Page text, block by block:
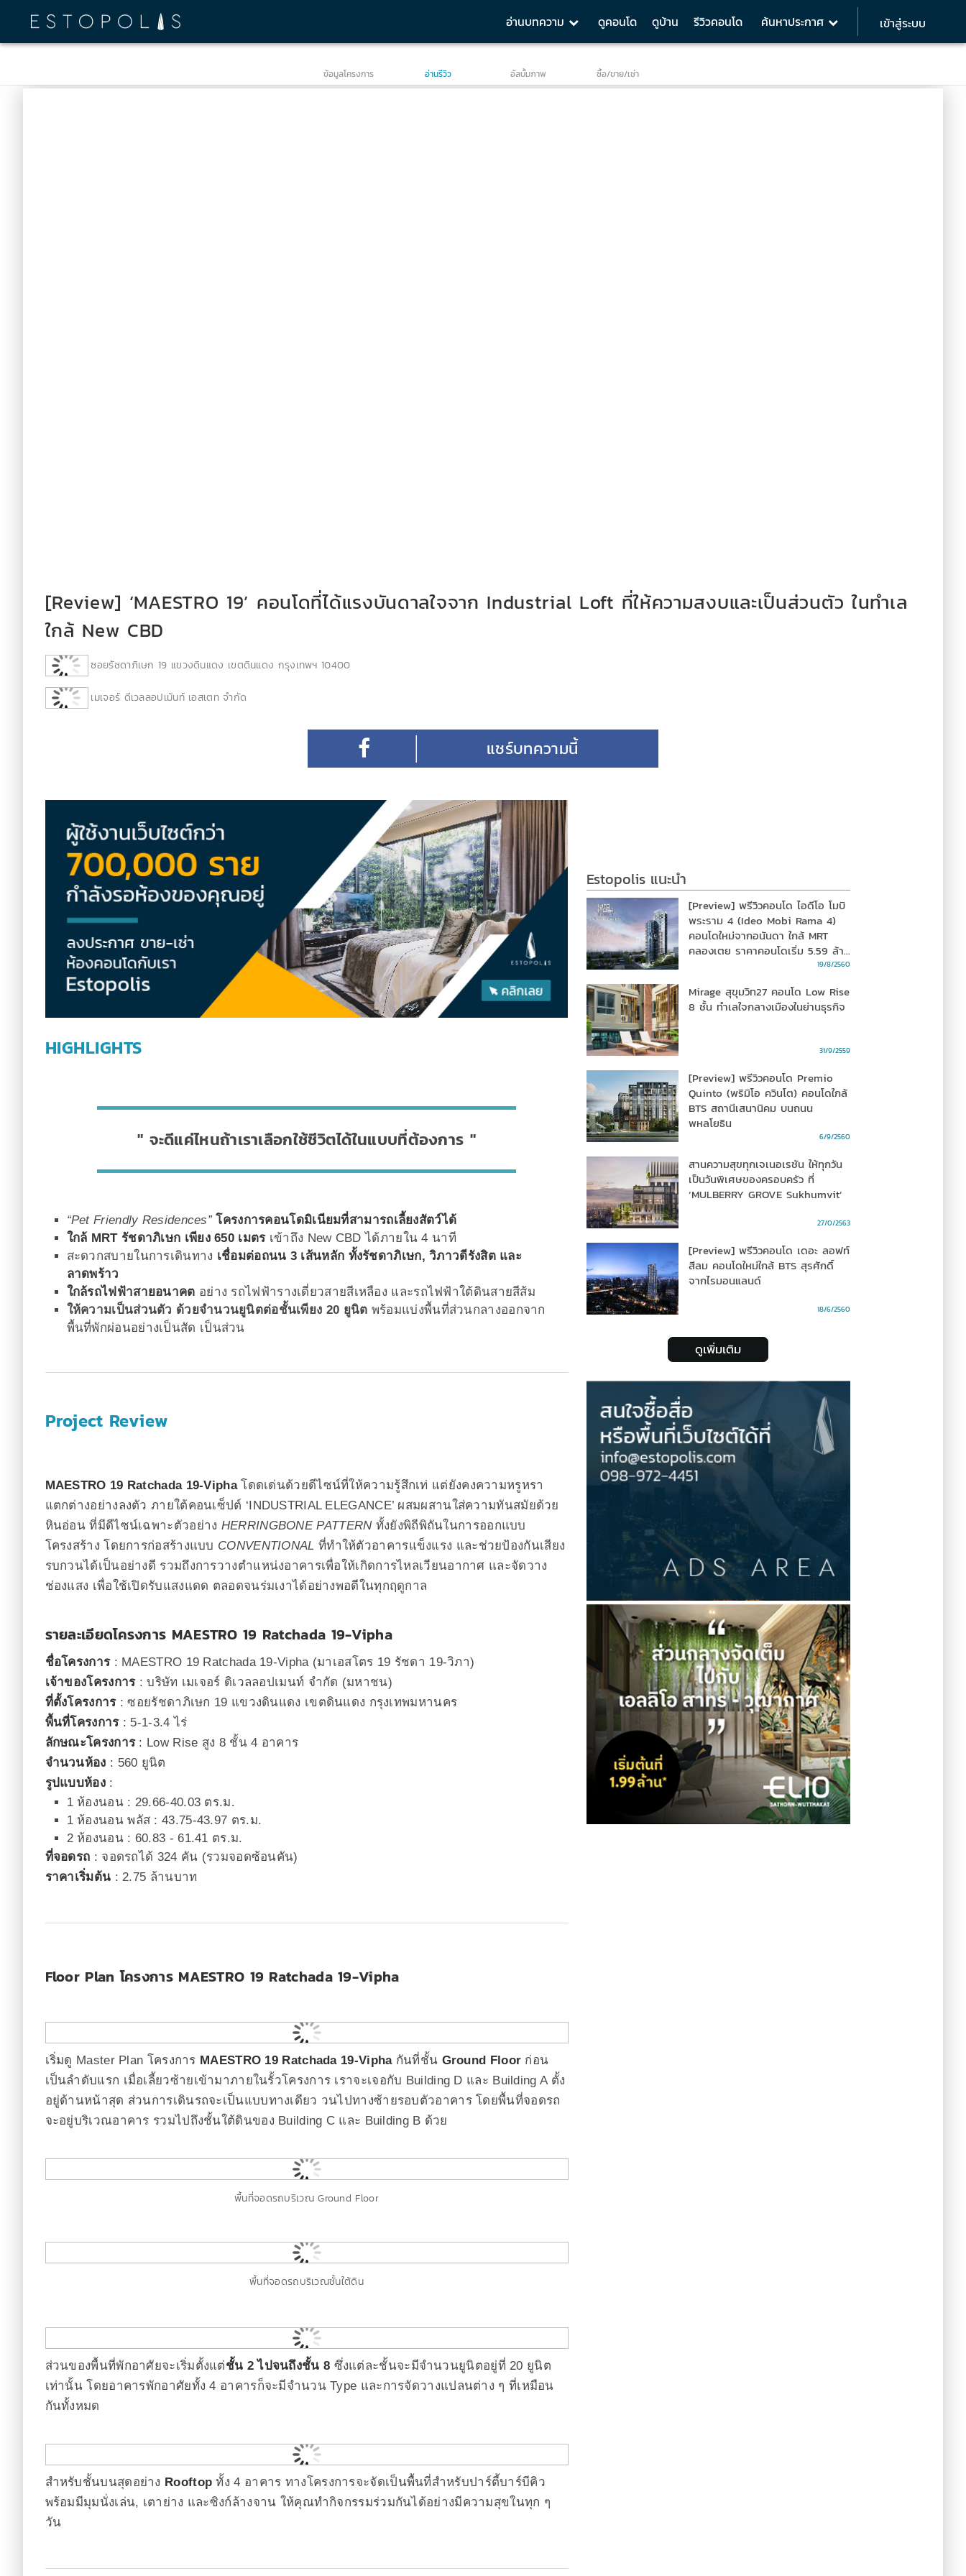
อ่านบทความ ดูคอนโด ดูบ้าน รีวิวคอนโด ค้นหาประกาศ เข้าสู่ระบบ
ข้อมูลโครงการ อ่านรีวิว อัลบั้มภาพ ซื้อ/ขาย/เช่า
[Review] ‘MAESTRO 19’ คอนโดที่ได้แรงบันดาลใจจาก Industrial Loft ที่ให้ความสงบและเป็นส่วนตัว ในทำเล
ใกล้ New CBD
ซอยรัชดาภิเษก 19 แขวงดินแดง เขตดินแดง กรุงเทพฯ 10400
เมเจอร์ ดีเวลลอปเม้นท์ เอสเตท จำกัด
HIGHLIGHTS
จะดีแค่ไหนถ้าเราเลือกใช้ชีวิตได้ในแบบที่ต้องการ
“Pet Friendly Residences” โครงการคอนโดมิเนียมที่สามารถเลี้ยงสัตว์ได้
ใกล้ MRT รัชดาภิเษก เพียง 650 เมตรเข้าถึง New CBD ได้ภายใน 4 นาที
สะดวกสบายในการเดินทาง เชื่อมต่อถนน 3 เส้นหลัก ทั้งรัชดาภิเษก, วิภาวดีรังสิต และ
ลาดพร้าว
ใกล้รถไฟฟ้าสายอนาคต อย่าง รถไฟฟ้ารางเดี่ยวสายสีเหลือง และรถไฟฟ้าใต้ดินสายสีส้ม
ให้ความเป็นส่วนตัว ด้วยจำนวนยูนิตต่อชั้นเพียง 20 ยูนิต พร้อมแบ่งพื้นที่ส่วนกลางออกจาก
พื้นที่พักผ่อนอย่างเป็นสัด เป็นส่วน
Project Review
MAESTRO 19 Ratchada 19-Viphaโดดเด่นด้วยดีไซน์ที่ให้ความรู้สึกเท่ แต่ยังคงความหรูหรา
แตกต่างอย่างลงตัว ภายใต้คอนเซ็ปต์ ‘INDUSTRIAL ELEGANCE’ ผสมผสานใส่ความทันสมัยด้วย
หินอ่อน ที่มีดีไซน์เฉพาะตัวอย่าง HERRINGBONE PATTERNทั้งยังพิถีพิถันในการออกแบบ
โครงสร้าง โดยการก่อสร้างแบบ CONVENTIONAL ที่ทําให้ตัวอาคารแข็งแรง และช่วยป้องกันเสียง
รบกวนได้เป็นอย่างดี รวมถึงการวางตําแหน่งอาคารเพื่อให้เกิดการไหลเวียนอากาศ และจัดวาง
ช่องแสง เพื่อใช้เปิดรับแสงแดด ตลอดจนร่มเงาได้อย่างพอดีในทุกฤดูกาล
รายละเอียดโครงการ MAESTRO 19 Ratchada 19-Vipha
ชื่อโครงการ: MAESTRO 19 Ratchada 19-Vipha (มาเอสโตร 19 รัชดา 19-วิภา)
เจ้าของโครงการ: บริษัท เมเจอร์ ดิเวลลอปเมนท์ จำกัด (มหาชน)
ที่ตั้งโครงการ: ซอยรัชดาภิเษก 19 แขวงดินแดง เขตดินแดง กรุงเทพมหานคร
พื้นที่โครงการ: 5-1-3.4 ไร่
ลักษณะโครงการ: Low Rise สูง 8 ชั้น 4 อาคาร
จำนวนห้อง : 560 ยูนิต
รูปแบบห้อง:
1 ห้องนอน : 29.66-40.03 ตร.ม.
1 ห้องนอน พลัส : 43.75-43.97 ตร.ม.
2 ห้องนอน : 60.83 - 61.41 ตร.ม.
ที่จอดรถ : จอดรถได้ 324 คัน (รวมจอดซ้อนคัน)
ราคาเริ่มต้น : 2.75 ล้านบาท
Floor Plan โครงการ MAESTRO 19 Ratchada 19-Vipha
เริ่มดู Master Plan โครงการ MAESTRO 19 Ratchada 19-Viphaกันที่ชั้น Ground Floor ก่อน
เป็นลำดับแรก เมื่อเลี้ยวซ้ายเข้ามาภายในรั้วโครงการ เราจะเจอกับ Building D และ Building A ตั้ง
อยู่ด้านหน้าสุด ส่วนการเดินรถจะเป็นแบบทางเดียว วนไปทางซ้ายรอบตัวอาคาร โดยพื้นที่จอดรถ
จะอยู่บริเวณอาคาร รวมไปถึงชั้นใต้ดินของ Building C และ Building B ด้วย
พื้นที่จอดรถบริเวณ Ground Floor
พื้นที่จอดรถบริเวณชั้นใต้ดิน
ส่วนของพื้นที่พักอาศัยจะเริ่มตั้งแต่ชั้น 2 ไปจนถึงชั้น 8 ซึ่งแต่ละชั้นจะมีจำนวนยูนิตอยู่ที่ 20 ยูนิต
เท่านั้น โดยอาคารพักอาศัยทั้ง 4 อาคารก็จะมีจำนวน Type และการจัดวางแปลนต่าง ๆ ที่เหมือน
กันทั้งหมด
สำหรับชั้นบนสุดอย่าง Rooftop ทั้ง 4 อาคาร ทางโครงการจะจัดเป็นพื้นที่สำหรับปาร์ตี้บาร์บีคิว
พร้อมมีมุมนั่งเล่น, เตาย่าง และซิงก์ล้างจาน ให้คุณทำกิจกรรมร่วมกันได้อย่างมีความสุขในทุก ๆ
วัน
Estopolis แนะนำ
[Preview] พรีวิวคอนโด ไอดีโอ โมบิ
พระราม 4 (Ideo Mobi Rama 4)
คอนโดใหม่จากอนันดา ใกล้ MRT
คลองเตย ราคาคอนโดเริ่ม 5.59 ล้าน
19/8/2560
Mirage สุขุมวิท27 คอนโด Low Rise
8 ชั้น ทำเลใจกลางเมืองในย่านธุรกิจ
31/9/2559
[Preview] พรีวิวคอนโด Premio
Quinto (พริมิโอ ควินโต) คอนโดใกล้
BTS สถานีเสนานิคม บนถนน
พหลโยธิน
6/9/2560
สานความสุขทุกเจเนอเรชัน ให้ทุกวัน
เป็นวันพิเศษของครอบครัว ที่
‘MULBERRY GROVE Sukhumvit’
27/0/2563
[Preview] พรีวิวคอนโด เดอะ ลอฟท์
สีลม คอนโดใหม่ใกล้ BTS สุรศักดิ์
จากไรมอนแลนด์
18/6/2560
ดูเพิ่มเติม